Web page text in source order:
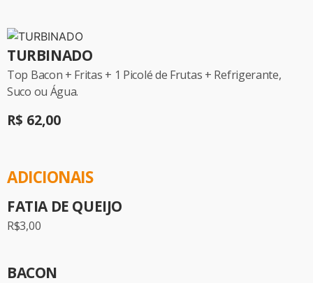
TURBINADO
Top Bacon + Fritas + 1 Picolé de Frutas + Refrigerante,
Suco ou Água.
R$ 62,00
ADICIONAIS
FATIA DE QUEIJO
R$3,00
BACON